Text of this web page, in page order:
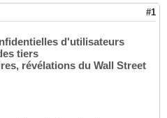
#1
d'utilisateurs
tiers
révélations du Wall Street